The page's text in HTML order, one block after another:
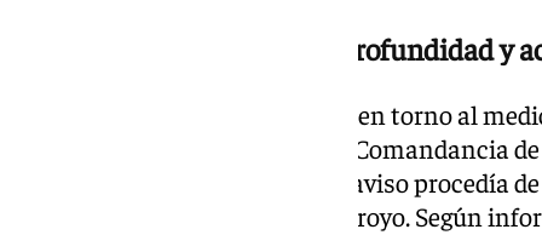
Alerta a catorce metros de profundidad y
Los hechos se desencadenaron en torno al
Operativa Compleja (062) de la Comandancia
una llamada de emergencia. El aviso procedía
realizaba la ruta por el citado arroyo. Según